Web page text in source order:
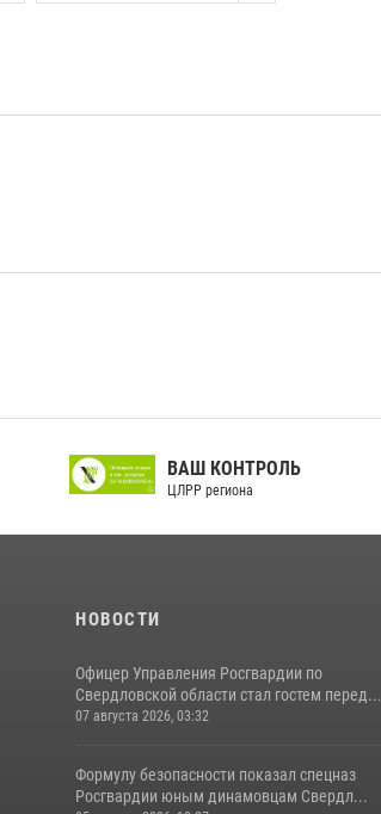
ВАШ КОНТРОЛЬ
ЦЛРР региона
НОВОСТИ
Офицер Управления Росгвардии по
Свердловской области стал гостем перед...
07 августа 2026, 03:32
Формулу безопасности показал спецназ
Росгвардии юным динамовцам Свердл...